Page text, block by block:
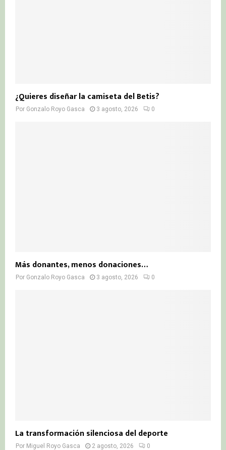
¿Quieres diseñar la camiseta del Betis?
Por Gonzalo Royo Gasca 3 agosto, 2026 0
Más donantes, menos donaciones…
Por Gonzalo Royo Gasca 3 agosto, 2026 0
La transformación silenciosa del deporte
Por Miguel Royo Gasca 2 agosto, 2026 0